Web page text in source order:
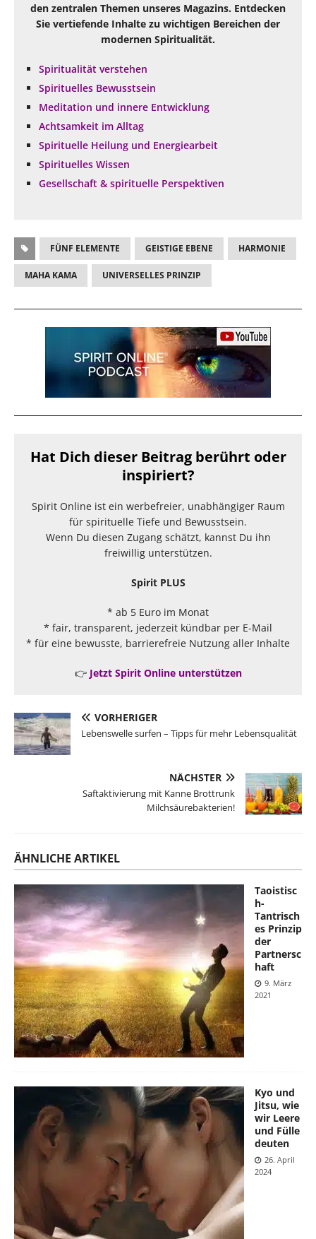
den zentralen Themen unseres Magazins. Entdecken
Sie vertiefende Inhalte zu wichtigen Bereichen der
modernen Spiritualität.
Spiritualität verstehen
Spirituelles Bewusstsein
Meditation und innere Entwicklung
Achtsamkeit im Alltag
Spirituelle Heilung und Energiearbeit
Spirituelles Wissen
Gesellschaft & spirituelle Perspektiven
FÜNF ELEMENTE GEISTIGE EBENE HARMONIE
MAHA KAMA UNIVERSELLES PRINZIP
Hat Dich dieser Beitrag berührt oder
inspiriert?
Spirit Online ist ein werbefreier, unabhängiger Raum
für spirituelle Tiefe und Bewusstsein.
Wenn Du diesen Zugang schätzt, kannst Du ihn
freiwillig unterstützen.
Spirit PLUS
* ab 5 Euro im Monat
* fair, transparent, jederzeit kündbar per E-Mail
* für eine bewusste, barrierefreie Nutzung aller Inhalte
👉 Jetzt Spirit Online unterstützen
VORHERIGER
Lebenswelle surfen – Tipps für mehr Lebensqualität
NÄCHSTER
Saftaktivierung mit Kanne Brottrunk
Milchsäurebakterien!
ÄHNLICHE ARTIKEL
Taoistisc
h-
Tantrisch
es Prinzip
der
Partnersc
haft
9. März
2021
Kyo und
Jitsu, wie
wir Leere
und Fülle
deuten
26. April
2024